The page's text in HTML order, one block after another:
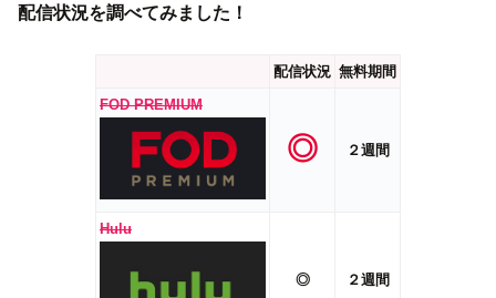
配信状況を調べてみました！
配信状況 無料期間
FOD PREMIUM
◎ ２週間
Hulu
◎ ２週間